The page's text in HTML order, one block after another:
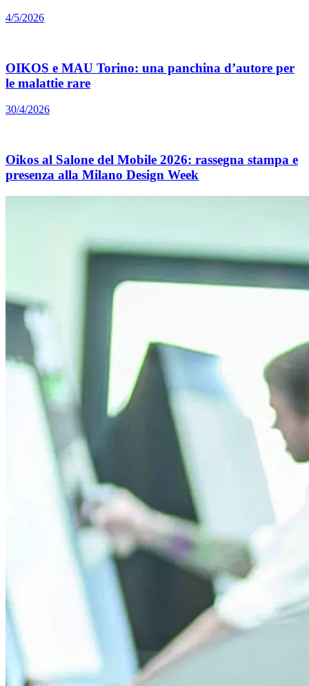
4/5/2026
OIKOS e MAU Torino: una panchina d’autore per
le malattie rare
30/4/2026
Oikos al Salone del Mobile 2026: rassegna stampa e
presenza alla Milano Design Week